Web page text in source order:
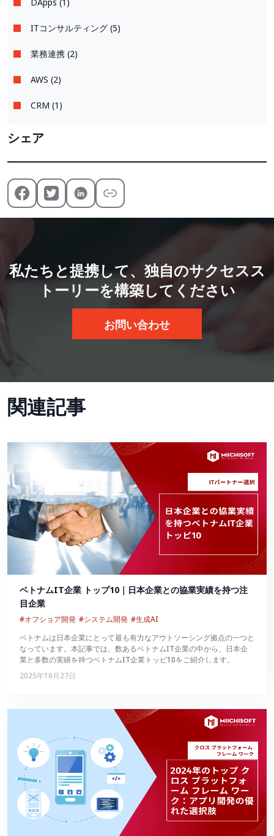
ITコンサルティング (5)
業務連携 (2)
AWS (2)
CRM (1)
シェア
私たちと提携して、独自のサクセスス
トーリーを構築してください
お問い合わせ
関連記事
ベトナムIT企業 トップ10｜日本企業との協業実績を持つ注
目企業
#オフショア開発 #システム開発 #生成AI
ベトナムは日本企業にとって最も有力なアウトソーシング拠点の一つと
なっています。本記事では、数あるベトナムIT企業の中から、日本企
業と多数の実績を持つベトナムIT企業トッピ10をご紹介します。
2025年10月27日